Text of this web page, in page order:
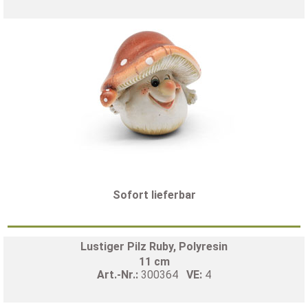
Sofort lieferbar
Lustiger Pilz Ruby, Polyresin
11 cm
Art.-Nr.: 300364 VE: 4